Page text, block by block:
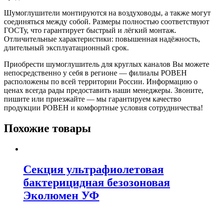
Шумоглушители монтируются на воздуховоды, а также могут
соединяться между собой. Размеры полностью соответствуют
ГОСТу, что гарантирует быстрый и лёгкий монтаж.
Отличительные характеристики: повышенная надёжность,
длительный эксплуатационный срок.
Приобрести шумоглушитель для круглых каналов Вы можете
непосредственно у себя в регионе — филиалы РОВЕН
расположены по всей территории России. Информацию о
ценах всегда рады предоставить наши менеджеры. Звоните,
пишите или приезжайте — мы гарантируем качество
продукции РОВЕН и комфортные условия сотрудничества!
Похожие товары
Секция ультрафиолетовая
бактерицидная безозоновая
Эколюмен УФ